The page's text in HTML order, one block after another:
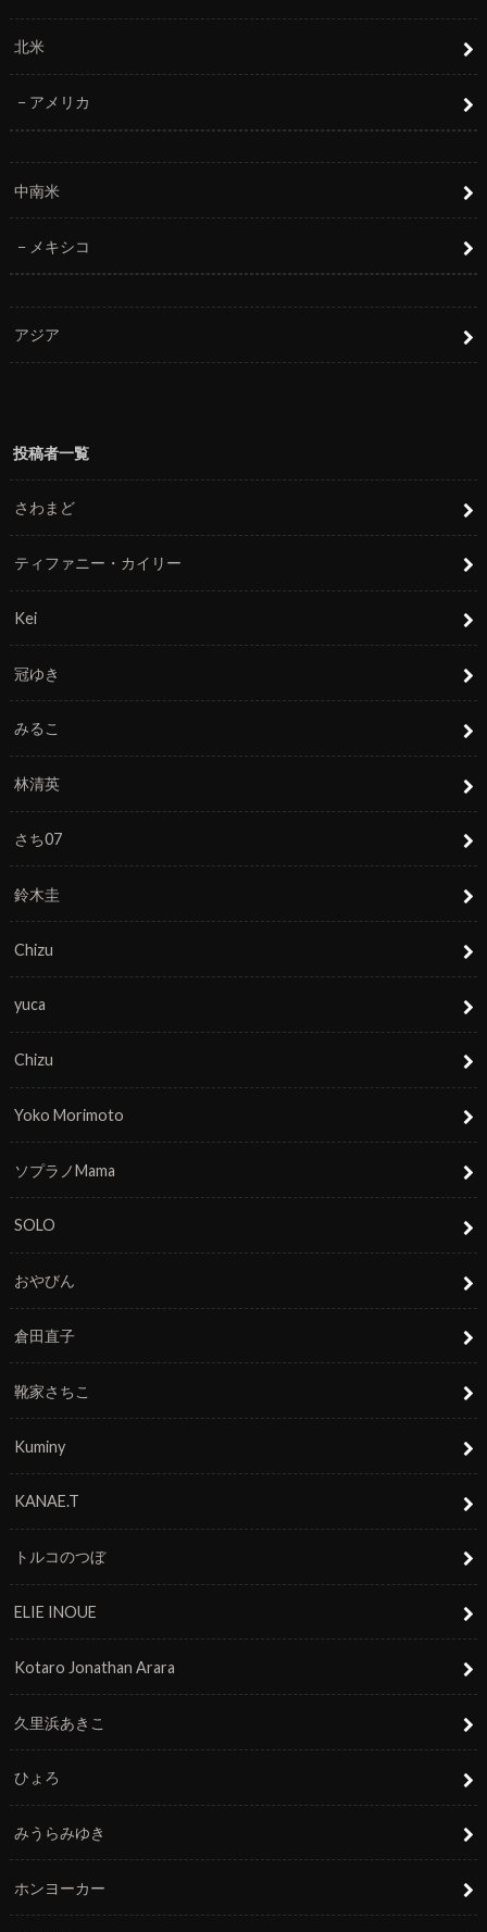
北米
アメリカ
中南米
メキシコ
アジア
投稿者一覧
さわまど
ティファニー・カイリー
Kei
冠ゆき
みるこ
林清英
さち07
鈴木圭
Chizu
yuca
Chizu
Yoko Morimoto
ソプラノMama
SOLO
おやびん
倉田直子
靴家さちこ
Kuminy
KANAE.T
トルコのつぼ
ELIE INOUE
Kotaro Jonathan Arara
久里浜あきこ
ひょろ
みうらみゆき
ホンヨーカー